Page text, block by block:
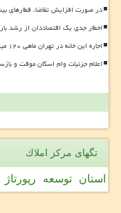
در صورت افزایش تقاضا، قطارهای
اخطار جدی یک اقتصاددان از رشد
اجاره این خانه در تهران ماهی ۱۲۰ میلیون تومان است
اعلام جزئیات وام اسکان موقت و
تگهای مركز املاك
استان توسعه رپورتاژ